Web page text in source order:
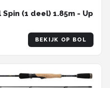
(1 deel) 1.85m - Up
BEKIJK OP BOL